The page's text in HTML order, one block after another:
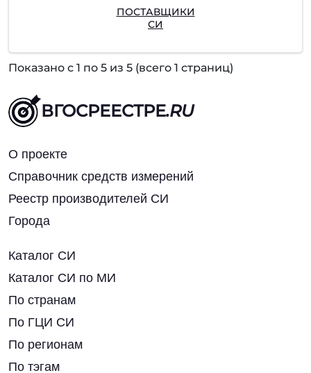
ПОСТАВЩИКИ
СИ
Показано с 1 по 5 из 5 (всего 1 страниц)
ВГОСРЕЕСТРЕ.RU
О проекте
Справочник средств измерений
Реестр производителей СИ
Города
Каталог СИ
Каталог СИ по МИ
По странам
По ГЦИ СИ
По регионам
По тэгам